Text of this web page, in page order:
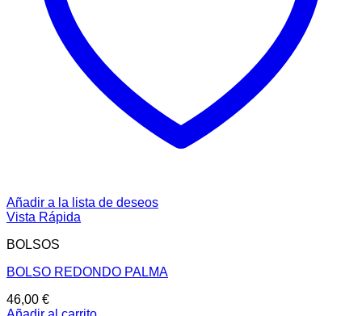
Añadir a la lista de deseos
Vista Rápida
BOLSOS
BOLSO REDONDO PALMA
46,00 €